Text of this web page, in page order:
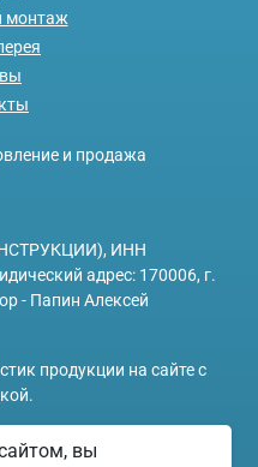
монтаж
и продажа
ИНН
адрес: 170006, г.
- Папин Алексей
продукции на сайте с
носит исключительно
вы